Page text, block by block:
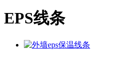
EPS线条